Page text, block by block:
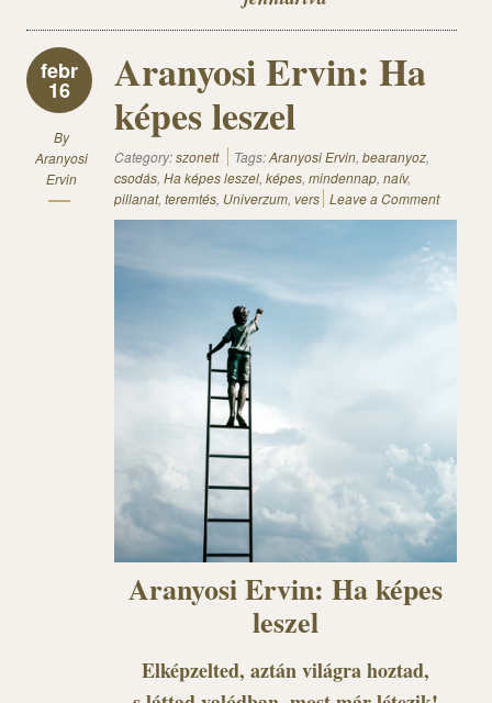
febr
16
By
Aranyosi
Ervin
Aranyosi Ervin: Ha
képes leszel
Category:szonett Tags:Aranyosi Ervin, bearanyoz,
csodás, Ha képes leszel, képes, mindennap, naív,
pillanat, teremtés, Univerzum, vers Leave a Comment
Aranyosi Ervin: Ha képes
leszel
Elképzelted, aztán világra hoztad,